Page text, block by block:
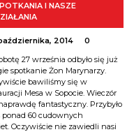
I NASZE
2014
0
27 września odbyło się już
spotkanie Żon Marynarzy.
bawiliśmy się w
Mesa w Sopocie. Wieczór
fantastyczny. Przybyło
ponad 60 cudownych
Oczywiście nie zawiedli nasi